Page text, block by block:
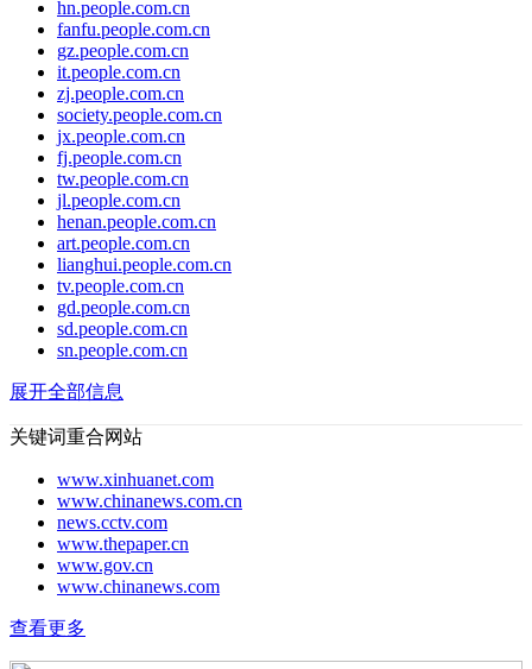
hn.people.com.cn
fanfu.people.com.cn
gz.people.com.cn
it.people.com.cn
zj.people.com.cn
society.people.com.cn
jx.people.com.cn
fj.people.com.cn
tw.people.com.cn
jl.people.com.cn
henan.people.com.cn
art.people.com.cn
lianghui.people.com.cn
tv.people.com.cn
gd.people.com.cn
sd.people.com.cn
sn.people.com.cn
展开全部信息
关键词重合网站
www.xinhuanet.com
www.chinanews.com.cn
news.cctv.com
www.thepaper.cn
www.gov.cn
www.chinanews.com
查看更多